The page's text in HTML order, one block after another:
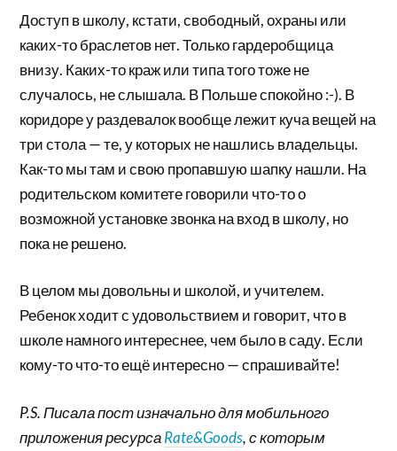
Доступ в школу, кстати, свободный, охраны или
каких-то браслетов нет. Только гардеробщица
внизу. Каких-то краж или типа того тоже не
случалось, не слышала. В Польше спокойно :-). В
коридоре у раздевалок вообще лежит куча вещей на
три стола — те, у которых не нашлись владельцы.
Как-то мы там и свою пропавшую шапку нашли. На
родительском комитете говорили что-то о
возможной установке звонка на вход в школу, но
пока не решено.
В целом мы довольны и школой, и учителем.
Ребенок ходит с удовольствием и говорит, что в
школе намного интереснее, чем было в саду. Если
кому-то что-то ещё интересно — спрашивайте!
P.S. Писала пост изначально для мобильного
приложения ресурсаRate&Goods, с которым